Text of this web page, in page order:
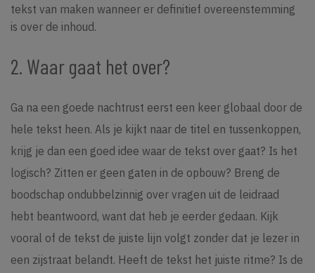
tekst van maken wanneer er definitief overeenstemming
is over de inhoud.
2. Waar gaat het over?
Ga na een goede nachtrust eerst een keer globaal door de
hele tekst heen. Als je kijkt naar de titel en tussenkoppen,
krijg je dan een goed idee waar de tekst over gaat? Is het
logisch? Zitten er geen gaten in de opbouw? Breng de
boodschap ondubbelzinnig over vragen uit de leidraad
hebt beantwoord, want dat heb je eerder gedaan. Kijk
vooral of de tekst de juiste lijn volgt zonder dat je lezer in
een zijstraat belandt. Heeft de tekst het juiste ritme? Is de